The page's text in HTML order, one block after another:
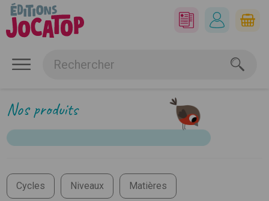
Nos produits
Cycles Niveaux Matières